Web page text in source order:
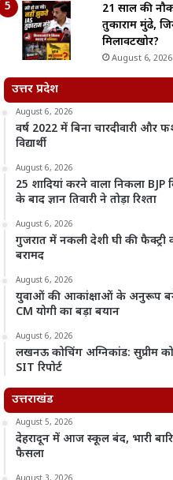
21 साल की
तुकाराम मुंढे,
मिलावटखोर?
August 6, 2026
उत्तर प्रदेश
August 6, 2026
वर्ष 2022 में बिना चारदीवारी
विद्यार्थी
August 6, 2026
25 शादियां करने वाला निकला
के बाद ज्ञान तिवारी ने तोड़ा रिश्ता
August 6, 2026
गुजरात में नकली देशी घी की फैक्ट्री
बरामद
August 6, 2026
युवाओं की आकांक्षाओं के अनुरूप
CM योगी का बड़ा बयान
August 6, 2026
लखनऊ कोचिंग अग्निकांड: सुप्रीम
SIT रिपोर्ट
उत्तराखंड
August 5, 2026
देहरादून में आज स्कूल बंद, भारी
फैसला